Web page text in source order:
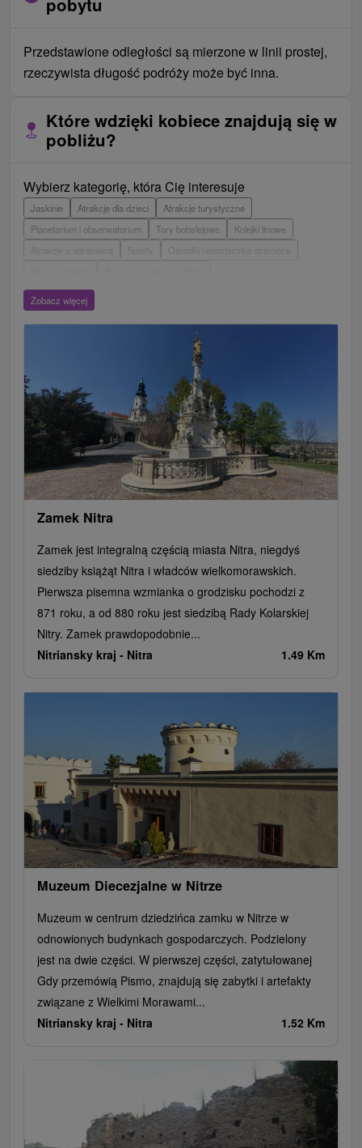
Przedstawione odległości są mierzone w linii prostej,
rzeczywista długość podróży może być inna.
Które wdzięki kobiece znajdują się w
pobliżu?
Wybierz kategorię, która Cię interesuje
Jaskinie Atrakcje dla dzieci
Atrakcje turystyczne
Planetarium i obserwatorium
Tory bobslejowe
Kolejki linowe
Atrakcje z adrenaliną
Wieże obserwacyjne i chodniki
Escaperoom
Tarcze
Zabytki techniki
Kościoły drewniane Zamki, pałace, ruiny
Aquaparki, baseny
Źródła Teatry
Jazda konna
Túry a turistické chodníky
Zamki Chaty górskie
Miejsca sakralne
Rafting, rafting, rafting
Obiekty architektoniczne
Ośrodek narciarski
Pola golfowe
Tory gokartowe
Amfiteatry i kina w przyrodzie
Szlaki winne
Cyklotrasy
Zobacz więcej
Zamek Nitra
Zamek jest integralną częścią miasta Nitra, niegdyś
siedziby książąt Nitra i władców wielkomorawskich.
Pierwsza pisemna wzmianka o grodzisku pochodzi z
871 roku, a od 880 roku jest siedzibą Rady Kolarskiej
Nitry. Zamek prawdopodobnie...
Nitriansky kraj - Nitra 1.49 Km
Muzeum Diecezjalne w Nitrze
Muzeum w centrum dziedzińca zamku w Nitrze w
odnowionych budynkach gospodarczych. Podzielony
jest na dwie części. W pierwszej części, zatytułowanej
Gdy przemówią Pismo, znajdują się zabytki i artefakty
związane z Wielkimi Morawami...
Nitriansky kraj - Nitra 1.52 Km